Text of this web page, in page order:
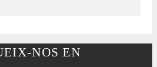
NOS EN